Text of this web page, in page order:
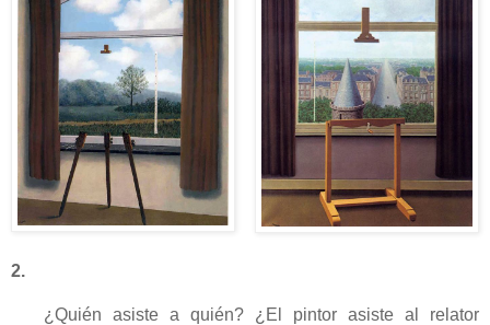
2.
¿Quién asiste a quién? ¿El pintor asiste al relator